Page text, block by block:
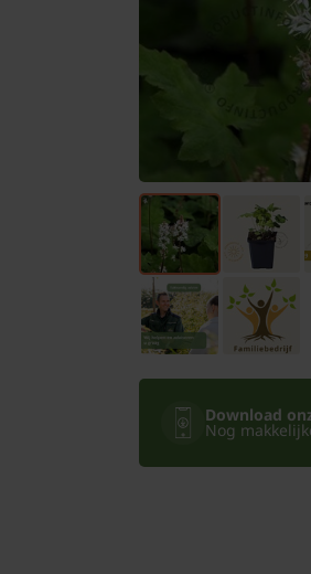
Leibomen
Bloembollen
Kamerplanten
Bloempotten
Download
Nog